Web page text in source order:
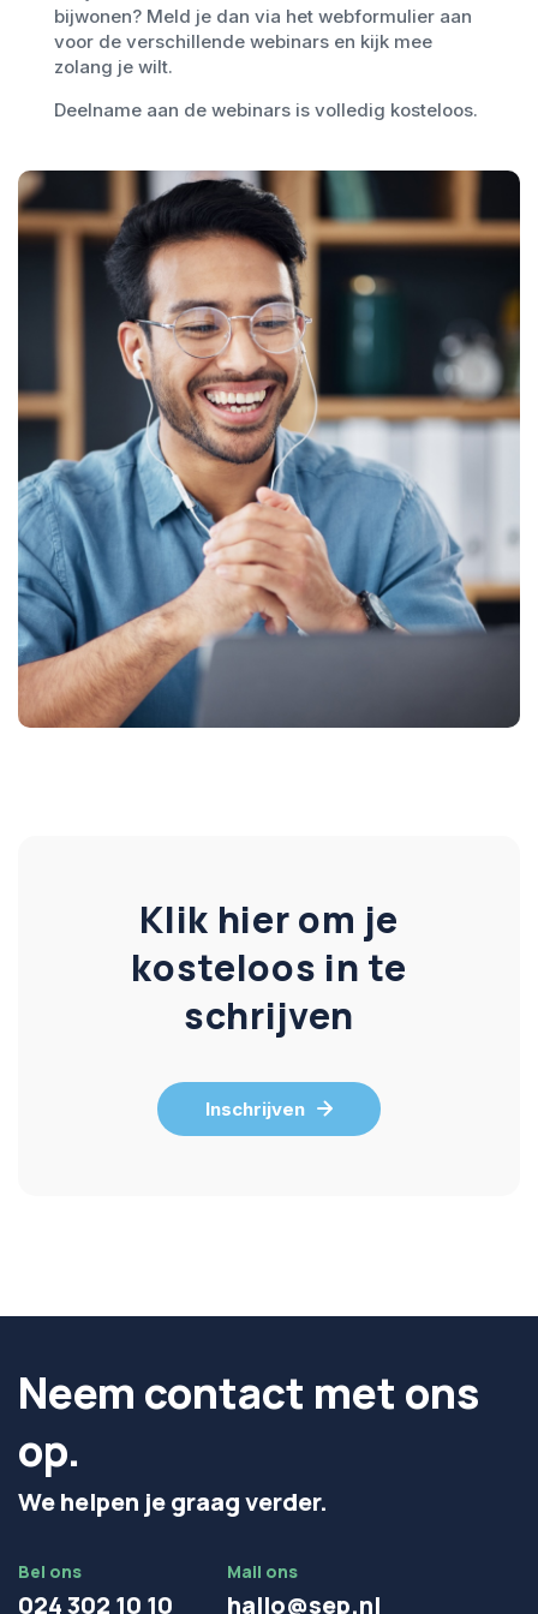
Hakobyan
ZAIQ
bijwonen? Meld je dan via het webformulier aan
voor de verschillende webinars en kijk mee
zolang je wilt.
Deelname aan de webinars is volledig kosteloos.
Klik hier om je
kosteloos in te
schrijven
Inschrijven
Neem contact met ons
op.
We helpen je graag verder.
Bel ons
024 302 10 10
Mail ons
hallo@sep.nl